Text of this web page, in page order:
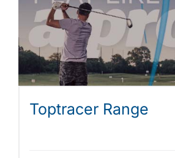
Toptracer Range